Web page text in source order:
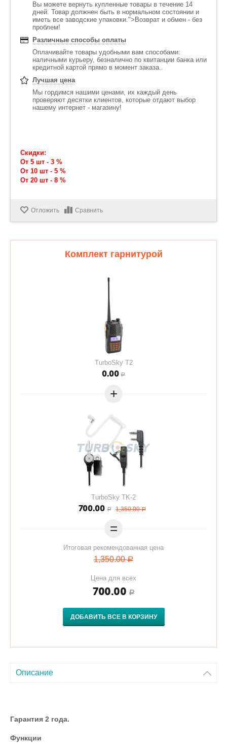
Вы можете вернуть купленные товары в течение 14
дней. Товар должнен быть в нормальном состоянии и
иметь все заводские упаковки.">Возврат и обмен - без
проблем!
Различные способы оплаты
Оплачивайте товары удобными вам способами:
наличными курьеру, безналично по квитанции банка или
кредитной картой прямо в момент заказа..
Лучшая цена
Мы гордимся нашими ценами, их каждый день
проверяют десятки клиентов, которые отдают выбор
нашему интернет - магазину!
Скидки:
От 5 шт - 3 %
От 10 шт - 5 %
От 20 шт - 8 %
Отложить Сравнить
Комплект гарнитурой
TurboSky T2
0.00 Р
+
TurboSky TK-2
700.00 Р 1,350.00 Р
=
Итоговая рекомендованная цена
1,350.00 Р
Цена для всех
700.00 Р
ДОБАВИТЬ ВСЕ В КОРЗИНУ
Описание
Гарантия 2 года.
Функции